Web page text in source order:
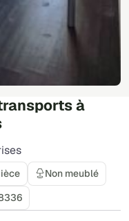
à
Non meublé